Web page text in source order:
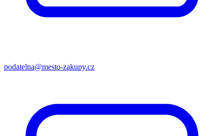
podatelna@mesto-zakupy.cz